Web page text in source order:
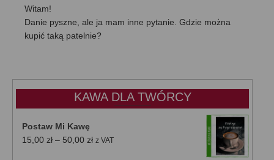
Witam!
Danie pyszne, ale ja mam inne pytanie. Gdzie można
kupić taką patelnie?
KAWA DLA TWÓRCY
Postaw Mi Kawę
15,00 zł – 50,00 złZakres
z VAT